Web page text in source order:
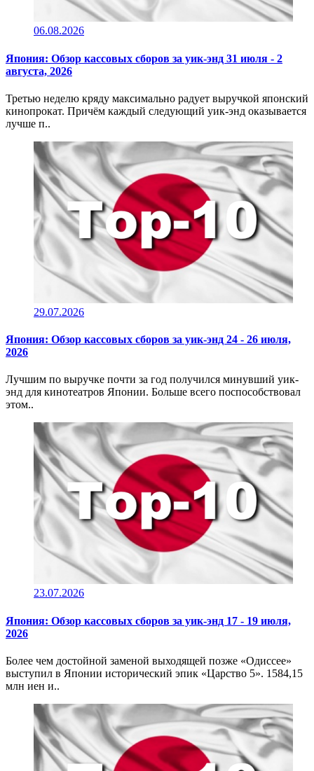
06.08.2026
Япония: Обзор кассовых сборов за уик-энд 31 июля - 2
августа, 2026
Третью неделю кряду максимально радует выручкой японский
кинопрокат. Причём каждый следующий уик-энд оказывается
лучше п..
29.07.2026
Япония: Обзор кассовых сборов за уик-энд 24 - 26 июля,
2026
Лучшим по выручке почти за год получился минувший уик-
энд для кинотеатров Японии. Больше всего поспособствовал
этом..
23.07.2026
Япония: Обзор кассовых сборов за уик-энд 17 - 19 июля,
2026
Более чем достойной заменой выходящей позже «Одиссее»
выступил в Японии исторический эпик «Царство 5». 1584,15
млн иен и..